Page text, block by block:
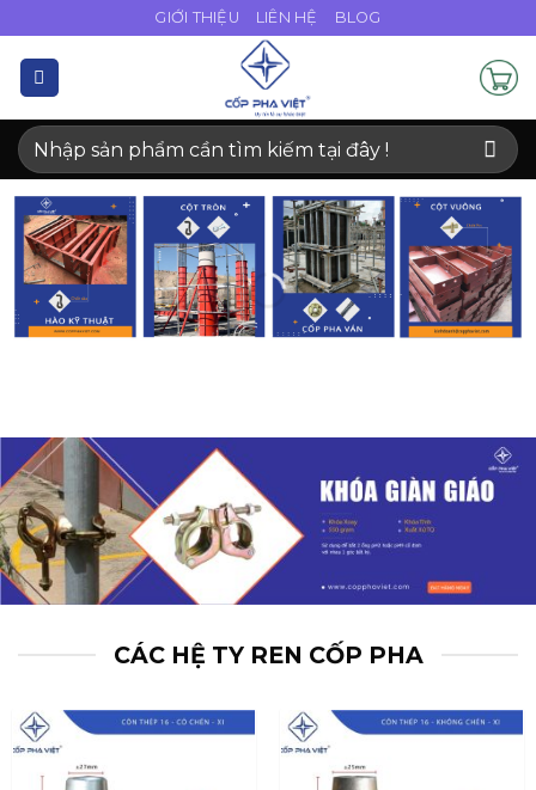
dung
GIỚI THIỆU LIÊN HỆ BLOG
Tìm
kiếm:
CÁC HỆ TY REN CỐP PHA